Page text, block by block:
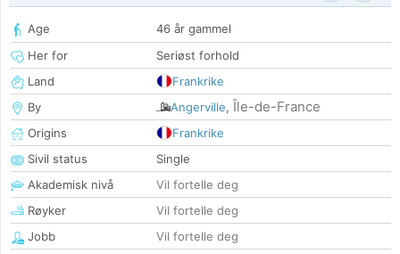
Age
46 år gammel
Her for
Seriøst forhold
Land
Frankrike
By
Angerville, Île-de-France
Origins
Frankrike
Sivil status
Single
Akademisk nivå
Vil fortelle deg
Røyker
Vil fortelle deg
Jobb
Vil fortelle deg